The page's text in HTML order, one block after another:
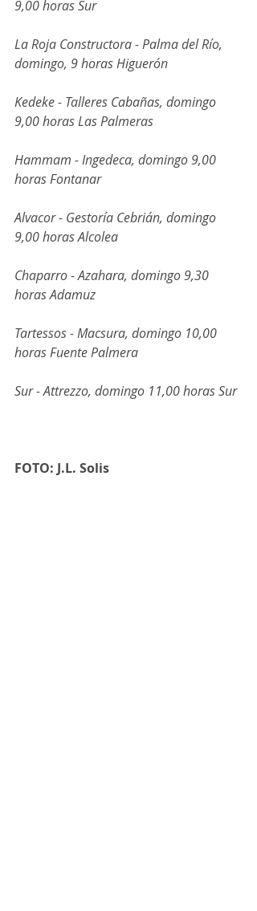
9,00 horas Sur
La Roja Constructora - Palma del Río,
domingo, 9 horas Higuerón
Kedeke - Talleres Cabañas, domingo
9,00 horas Las Palmeras
Hammam - Ingedeca, domingo 9,00
horas Fontanar
Alvacor - Gestoría Cebrián, domingo
9,00 horas Alcolea
Chaparro - Azahara, domingo 9,30
horas Adamuz
Tartessos - Macsura, domingo 10,00
horas Fuente Palmera
Sur - Attrezzo, domingo 11,00 horas Sur
FOTO: J.L. Solis